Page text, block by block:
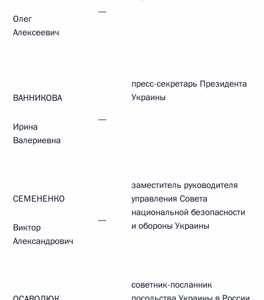
Олег
Алексеевич
—
ВАННИКОВА
Ирина
Валериевна
—
пресс-секретарь Президента
Украины
СЕМЕНЕНКО
Виктор
Александрович
—
заместитель руководителя
управления Совета
национальной безопасности
и обороны Украины
советник-посланник